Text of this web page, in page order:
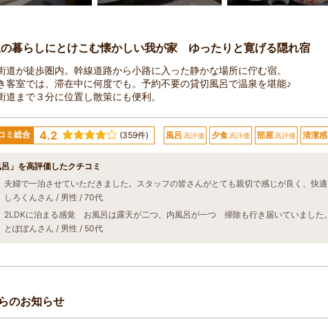
暮らしにとけこむ懐かしい我が家 ゆったりと寛げる隠れ宿
道が徒歩圏内。幹線道路から小路に入った静かな場所に佇む宿。
客室では、滞在中に何度でも。予約不要の貸切風呂で温泉を堪能♪
道まで３分に位置し散策にも便利。
ミ総合 4.2 (359件) 風呂 高評価 夕食高評価 部屋高評価 清潔感
呂」を高評価したクチコミ
しろくんさん / 男性 / 70代
とぽぽんさん / 男性 / 50代
のお知らせ